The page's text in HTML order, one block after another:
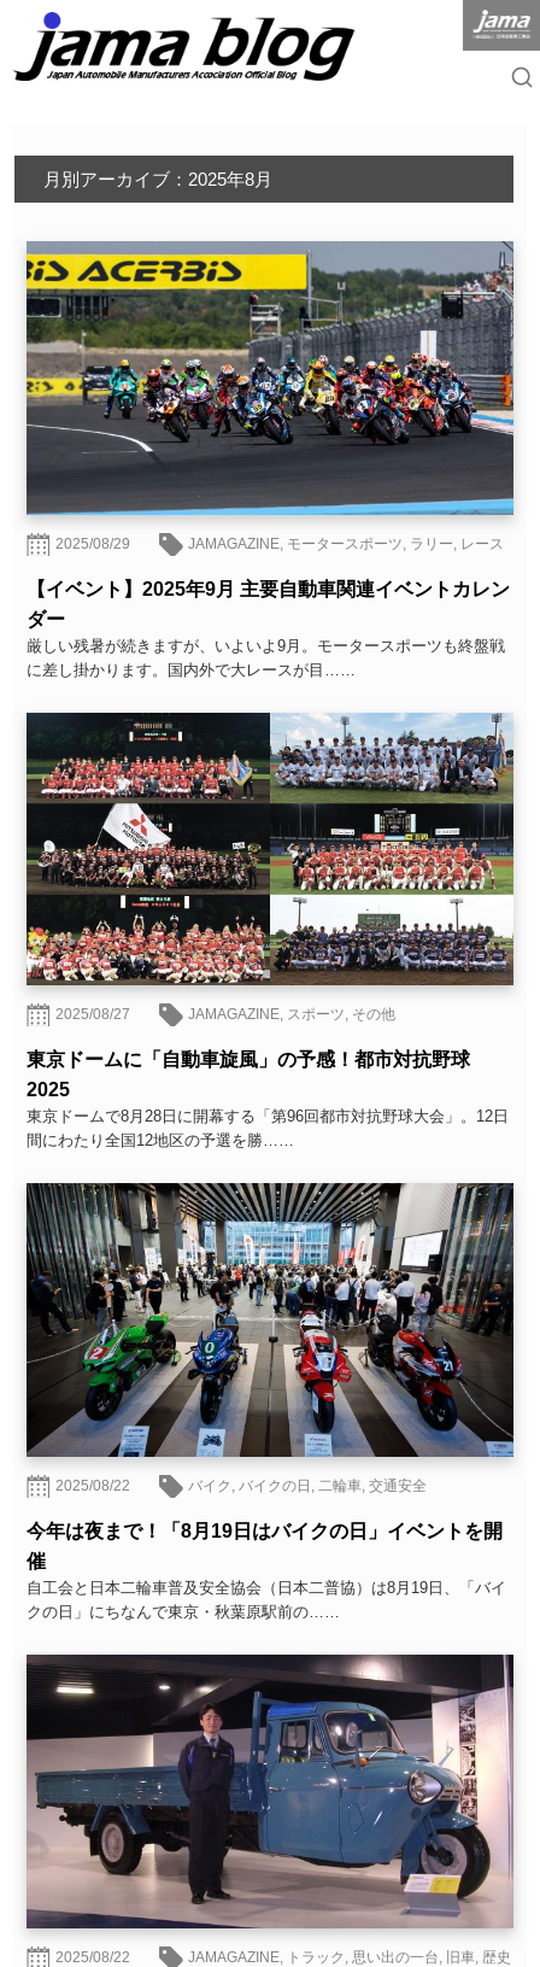
月別アーカイブ：2025年8月
2025/08/29 JAMAGAZINE モータースポーツ ラリー レース
【イベント】2025年9月 主要自動車関連イベントカレン
ダー
厳しい残暑が続きますが、いよいよ9月。モータースポーツも終盤戦
に差し掛かります。国内外で大レースが目……
2025/08/27 JAMAGAZINE, スポーツ, その他
東京ドームに「自動車旋風」の予感！都市対抗野球
2025
東京ドームで8月28日に開幕する「第96回都市対抗野球大会」。12日
間にわたり全国12地区の予選を勝……
2025/08/22 バイク ,バイクの日 ,二輪車,交通安全
今年は夜まで！「8月19日はバイクの日」イベントを開
催
自工会と日本二輪車普及安全協会（日本二普協）は8月19日、「バイ
クの日」にちなんで東京・秋葉原駅前の……
2025/08/22 JAMAGAZINE, トラック ,思い出の一台, 旧車, 歴史